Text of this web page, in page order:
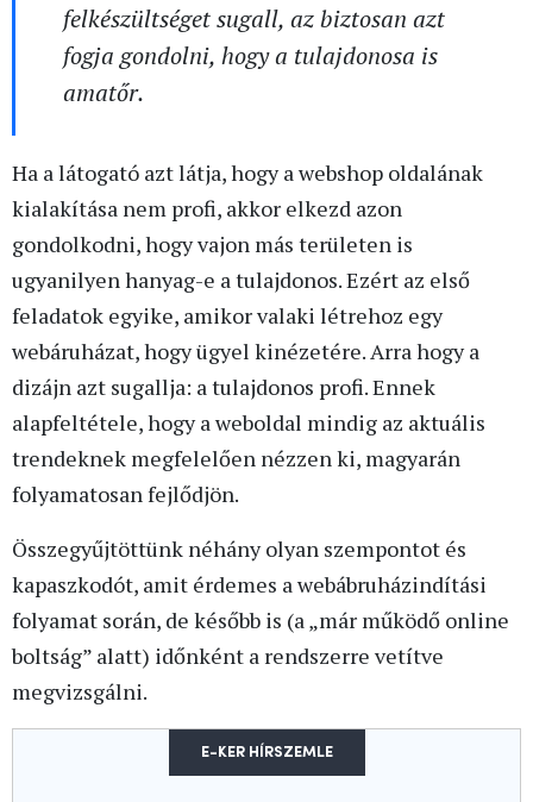
felkészültséget sugall, az biztosan azt
fogja gondolni, hogy a tulajdonosa is
amatőr.
Ha a látogató azt látja, hogy a webshop oldalának
kialakítása nem profi, akkor elkezd azon
gondolkodni, hogy vajon más területen is
ugyanilyen hanyag-e a tulajdonos. Ezért az első
feladatok egyike, amikor valaki létrehoz egy
webáruházat, hogy ügyel kinézetére. Arra hogy a
dizájn azt sugallja: a tulajdonos profi. Ennek
alapfeltétele, hogy a weboldal mindig az aktuális
trendeknek megfelelően nézzen ki, magyarán
folyamatosan fejlődjön.
Összegyűjtöttünk néhány olyan szempontot és
kapaszkodót, amit érdemes a webábruházindítási
folyamat során, de később is (a „már működő online
boltság” alatt) időnként a rendszerre vetítve
megvizsgálni.
E-KER HÍRSZEMLE